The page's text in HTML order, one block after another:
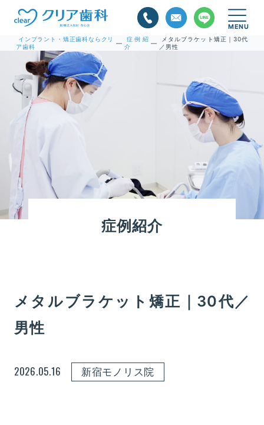
インプラント・矯正歯科ならクリ
ア歯科
—
症例紹
介
—
メタルブラケット矯正｜30代
／男性
症例紹介
メタルブラケット矯正｜30代／
男性
2026.05.16 新宿モノリス院